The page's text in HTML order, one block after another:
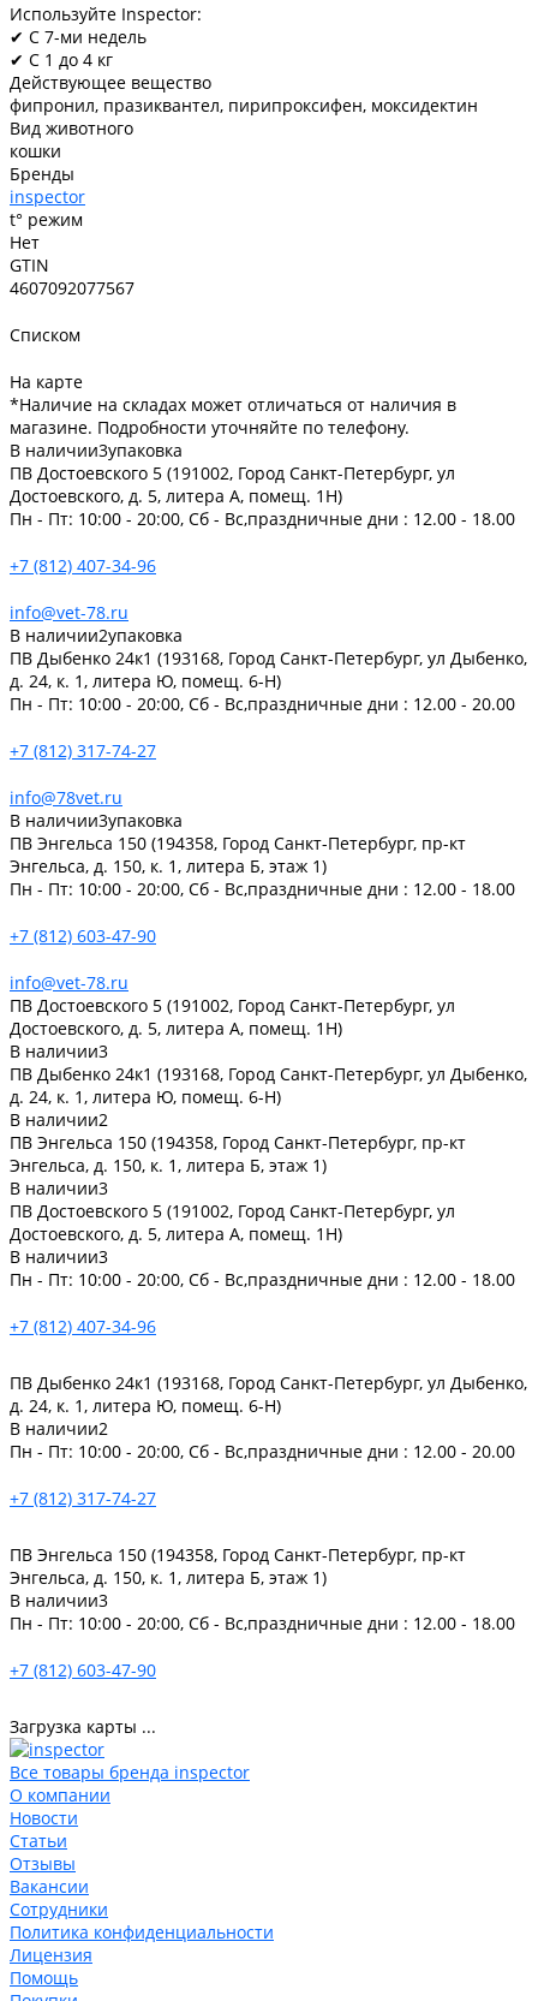
Используйте Inspector:
✔ С 7-ми недель
✔ С 1 до 4 кг
Действующее вещество
фипронил, празиквантел, пирипроксифен, моксидектин
Вид животного
кошки
Бренды
inspector
t° режим
Нет
GTIN
4607092077567
Списком
На карте
*Наличие на складах может отличаться от наличия в
магазине. Подробности уточняйте по телефону.
В наличии3упаковка
ПВ Достоевского 5 (191002, Город Санкт-Петербург, ул
Достоевского, д. 5, литера А, помещ. 1Н)
Пн - Пт: 10:00 - 20:00, Сб - Вс,праздничные дни : 12.00 - 18.00
+7 (812) 407-34-96
info@vet-78.ru
В наличии2упаковка
ПВ Дыбенко 24к1 (193168, Город Санкт-Петербург, ул Дыбенко,
д. 24, к. 1, литера Ю, помещ. 6-Н)
Пн - Пт: 10:00 - 20:00, Сб - Вс,праздничные дни : 12.00 - 20.00
+7 (812) 317-74-27
info@78vet.ru
В наличии3упаковка
ПВ Энгельса 150 (194358, Город Санкт-Петербург, пр-кт
Энгельса, д. 150, к. 1, литера Б, этаж 1)
Пн - Пт: 10:00 - 20:00, Сб - Вс,праздничные дни : 12.00 - 18.00
+7 (812) 603-47-90
info@vet-78.ru
ПВ Достоевского 5 (191002, Город Санкт-Петербург, ул
Достоевского, д. 5, литера А, помещ. 1Н)
В наличии3
ПВ Дыбенко 24к1 (193168, Город Санкт-Петербург, ул Дыбенко,
д. 24, к. 1, литера Ю, помещ. 6-Н)
В наличии2
ПВ Энгельса 150 (194358, Город Санкт-Петербург, пр-кт
Энгельса, д. 150, к. 1, литера Б, этаж 1)
В наличии3
ПВ Достоевского 5 (191002, Город Санкт-Петербург, ул
Достоевского, д. 5, литера А, помещ. 1Н)
В наличии3
Пн - Пт: 10:00 - 20:00, Сб - Вс,праздничные дни : 12.00 - 18.00
+7 (812) 407-34-96
ПВ Дыбенко 24к1 (193168, Город Санкт-Петербург, ул Дыбенко,
д. 24, к. 1, литера Ю, помещ. 6-Н)
В наличии2
Пн - Пт: 10:00 - 20:00, Сб - Вс,праздничные дни : 12.00 - 20.00
+7 (812) 317-74-27
ПВ Энгельса 150 (194358, Город Санкт-Петербург, пр-кт
Энгельса, д. 150, к. 1, литера Б, этаж 1)
В наличии3
Пн - Пт: 10:00 - 20:00, Сб - Вс,праздничные дни : 12.00 - 18.00
+7 (812) 603-47-90
Загрузка карты ...
Все товары бренда inspector
О компании
Новости
Статьи
Отзывы
Вакансии
Сотрудники
Политика конфиденциальности
Лицензия
Помощь